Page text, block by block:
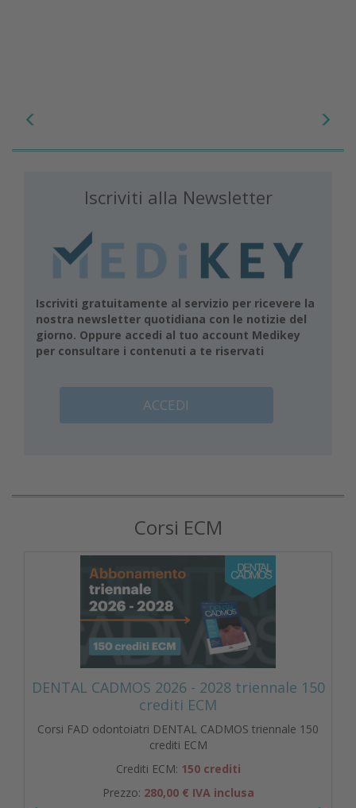
Iscriviti alla Newsletter
Iscriviti gratuitamente al servizio per ricevere la
nostra newsletter quotidiana con le notizie del
giorno. Oppure accedi al tuo account Medikey
per consultare i contenuti a te riservati
ACCEDI
Corsi ECM
DENTAL CADMOS 2026 - 2028 triennale 150
crediti ECM
Corsi FAD odontoiatri DENTAL CADMOS triennale 150
crediti ECM
Crediti ECM: 150 crediti
Prezzo: 280,00 € IVA inclusa